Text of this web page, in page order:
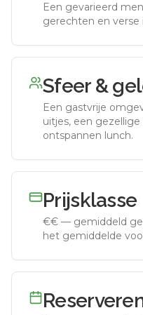
Een gevarieerd
gerechten en verse
Sfeer &
Een gastvrije
uitjes, een
ontspannen lunch.
Prijsklasse
€€ — gemiddeld
het gemiddelde